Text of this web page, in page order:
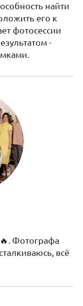
найти
его к
фотосессии
-
Фотографа
всё